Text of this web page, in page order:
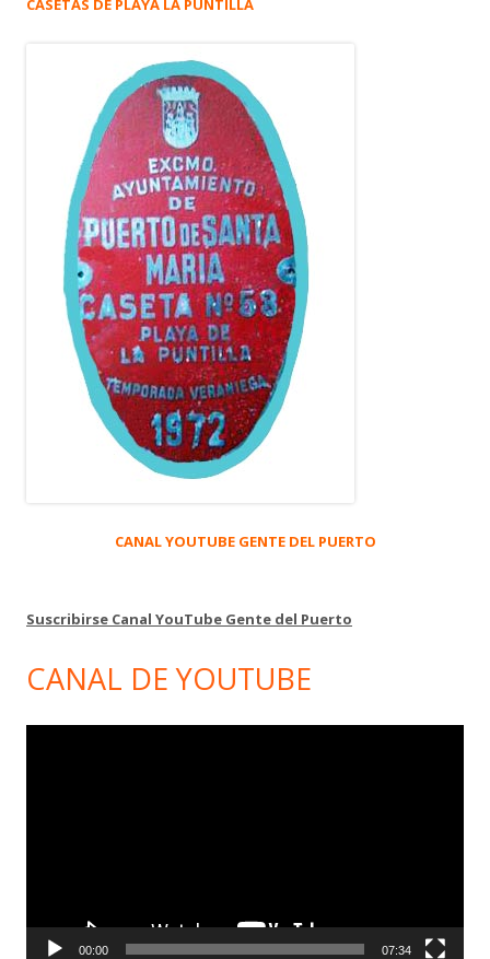
CASETAS DE PLAYA LA PUNTILLA
CANAL YOUTUBE GENTE DEL PUERTO
Suscribirse Canal YouTube Gente del Puerto
CANAL DE YOUTUBE
00:00 07:34